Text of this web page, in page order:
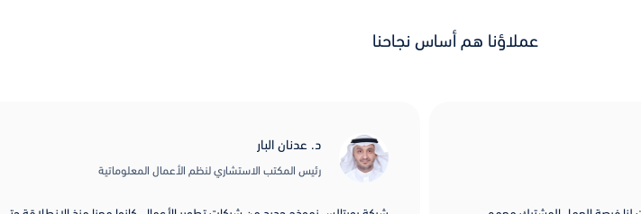
عملاؤنا هم أساس نجاحنا
د. عدنان البار
رئيس المكتب الاستشاري لنظم الأعمال المعلوماتية